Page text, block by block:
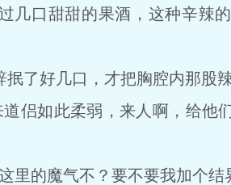
几口甜甜的果酒，这种辛辣
好几口，才把胸腔内那股辣
如此柔弱，来人啊，给他
的魔气不？要不要我加个结